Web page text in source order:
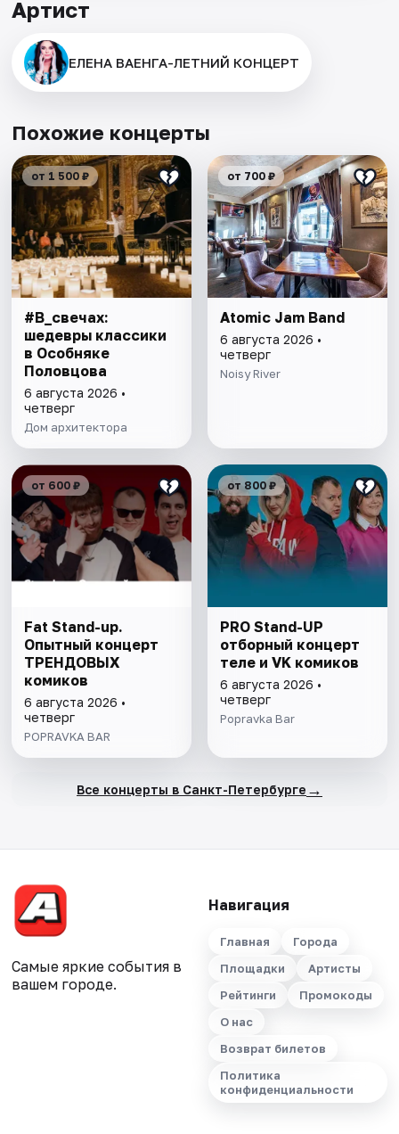
Артист
ЕЛЕНА ВАЕНГА-ЛЕТНИЙ КОНЦЕРТ
Похожие концерты
от 1 500 ₽
#В_свечах:
шедевры классики
в Особняке
Половцова
6 августа 2026 •
четверг
Дом архитектора
от 700 ₽
Atomic Jam Band
6 августа 2026 •
четверг
Noisy River
от 600 ₽
Fat Stand-up.
Опытный концерт
ТРЕНДОВЫХ
комиков
6 августа 2026 •
четверг
POPRAVKA BAR
от 800 ₽
PRO Stand-UP
отборный концерт
теле и VK комиков
6 августа 2026 •
четверг
Popravka Bar
Все концерты в Санкт-Петербурге →
Самые яркие события в
вашем городе.
Навигация
Главная
Города
Площадки
Артисты
Рейтинги
Промокоды
О нас
Возврат билетов
Политика
конфиденциальности